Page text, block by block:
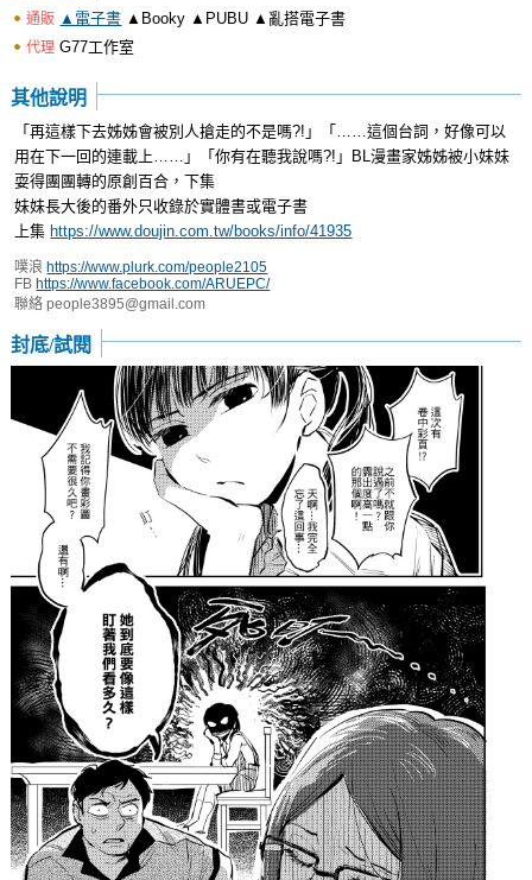
通販 ▲電子書 ▲Booky ▲PUBU ▲亂搭電子書
代理 G77工作室
其他說明
「再這樣下去姊姊會被別人搶走的不是嗎?!」「……這個台詞，好像可以
用在下一回的連載上……」「你有在聽我說嗎?!」BL漫畫家姊姊被小妹妹
耍得團團轉的原創百合，下集
妹妹長大後的番外只收錄於實體書或電子書
上集 https://www.doujin.com.tw/books/info/41935
噗浪 https://www.plurk.com/people2105
FB https://www.facebook.com/ARUEPC/
聯絡people3895@gmail.com
封底/試閱